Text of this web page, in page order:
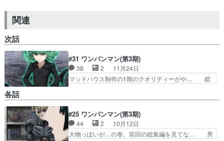
関連
次話
#31 ワンパンマン(第3期)
38 2
11月24日
マッドハウス制作の1期のクオリティーがや… 総
峙するヒーロー達と怪人軍団サポー… それぞれの
キャラのテーマがぴったりはまっ… S級以外の戦
闘シーン多めとは言えもうちょ… サイだけに採点
各話
#25 ワンパンマン(第3期)
44 2
10月12日
大物っぽいが…の巻。前回の総集編を見てな… 男